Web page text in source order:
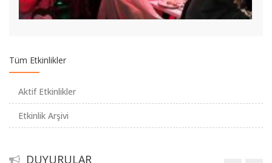
Tüm Etkinlikler
Aktif Etkinlikler
Etkinlik Arşivi
DUYURULAR
Bölümümüzü Sosyal Medyadan Takip Edin
Staj Otomasyon Sistemi Kullanıma Açıldı
Avrupa Birliği Projesi Toplantısı